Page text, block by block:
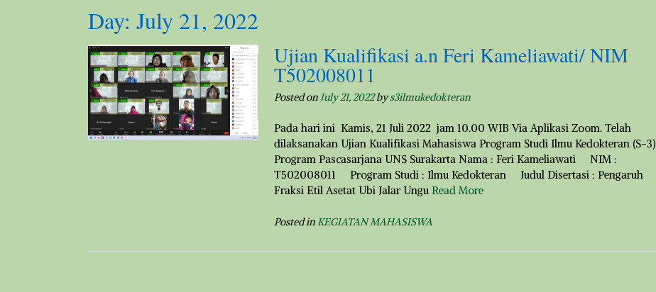
Day: July 21, 2022
Ujian Kualifikasi a.n Feri Kameliawati/ NIM
T502008011
Posted on July 21, 2022bys3ilmukedokteran
Pada hari ini Kamis, 21 Juli 2022 jam 10.00 WIB Via Aplikasi Zoom. Telah
dilaksanakan Ujian Kualifikasi Mahasiswa Program Studi Ilmu Kedokteran (S-3)
Program Pascasarjana UNS Surakarta Nama : Feri Kameliawati NIM :
T502008011 Program Studi : Ilmu Kedokteran Judul Disertasi : Pengaruh
Fraksi Etil Asetat Ubi Jalar Ungu Read More
Posted in KEGIATAN MAHASISWA